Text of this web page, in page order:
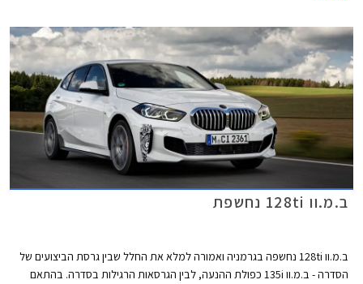
המותג, הזכורה מביניהן היא ב.מ.וו 2002ti אשר מיצבה את מעמדה של ב.מ.וו
כיצרנית מכוניות ספורט משובחות.
ב.מ.וו 128ti נחשפת
ב.מ.וו 128ti נחשפה בגרמניה ואמורה למלא את החלל שבין גרסת הביצועים של
הסדרה - ב.מ.וו 135i כפולת ההנעה, לבין הגרסאות הרגילות בסדרה. בהתאם